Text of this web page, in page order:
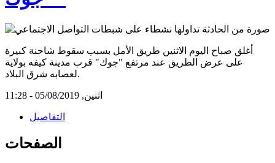
أغلق صباح اليوم الاثنين طريق الأمل بسبب سقوط شاحنة كبيرة
على عرض الطريق عند مرتفع "جوك" قرب مدينة كيفه بولاية
لعصابه شرق البلاد.
اثنين, 05/08/2019 - 11:28
التفاصيل
الصفحات